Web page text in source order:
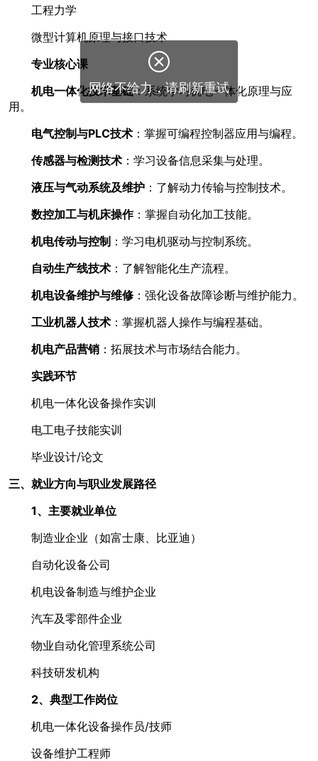
工程力学
微型计算机原理与接口技术
专业核心课
机电一体化技术基础：系统学习机电一体化原理与应
用。
电气控制与PLC技术 ：掌握可编程控制器应用与编程。
传感器与检测技术 ：学习设备信息采集与处理。
液压与气动系统及维护 ：了解动力传输与控制技术。
数控加工与机床操作：掌握自动化加工技能。
机电传动与控制 ：学习电机驱动与控制系统。
自动生产线技术 ：了解智能化生产流程。
机电设备维护与维修 ：强化设备故障诊断与维护能力。
工业机器人技术 ：掌握机器人操作与编程基础。
机电产品营销 ：拓展技术与市场结合能力。
实践环节
机电一体化设备操作实训
电工电子技能实训
毕业设计/论文
三、就业方向与职业发展路径
1、 主要就业单位
制造业企业（如富士康、比亚迪）
自动化设备公司
机电设备制造与维护企业
汽车及零部件企业
物业自动化管理系统公司
科技研发机构
2、 典型工作岗位
机电一体化设备操作员/技师
设备维护工程师